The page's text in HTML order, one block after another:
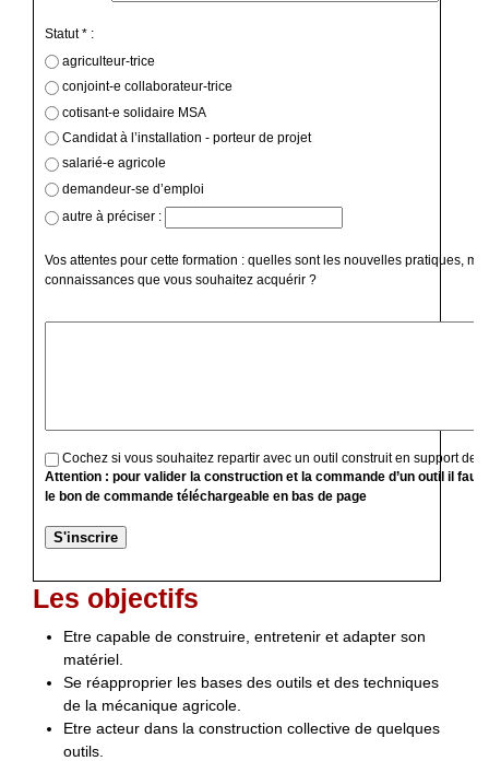
Statut * :
agriculteur-trice
conjoint-e collaborateur-trice
cotisant-e solidaire MSA
Candidat à l’installation - porteur de projet
salarié-e agricole
demandeur-se d’emploi
autre à préciser :
Vos attentes pour cette formation : quelles sont les nouvelles pratiques,
connaissances que vous souhaitez acquérir ?
Cochez si vous souhaitez repartir avec un outil construit en support de
Attention : pour valider la construction et la commande d’un outil il faut
le bon de commande téléchargeable en bas de page
Les objectifs
Etre capable de construire, entretenir et adapter son
matériel.
Se réapproprier les bases des outils et des techniques
de la mécanique agricole.
Etre acteur dans la construction collective de quelques
outils.